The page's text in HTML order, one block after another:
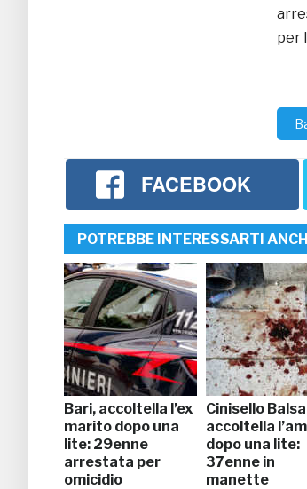
per
FACEBOOK
POTREBBE INTERESSARTI
Bari, accoltella l’ex
marito dopo una
lite: 29enne
arrestata per
omicidio
Cinisello
accoltella
dopo una lite:
37enne in
manette